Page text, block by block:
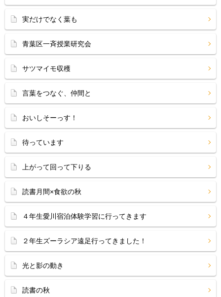
実だけでなく葉も
青葉区一斉授業研究会
サツマイモ収穫
言葉をつなぐ、仲間と
おいしそーっす！
待っています
上がって回って下りる
読書月間×食欲の秋
４年生愛川宿泊体験学習に行ってきます
２年生ズーラシア遠足行ってきました！
光と影の動き
読書の秋